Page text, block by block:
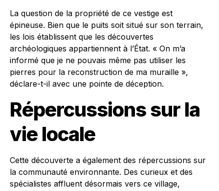
La question de la propriété de ce vestige est
épineuse. Bien que le puits soit situé sur son terrain,
les lois établissent que les découvertes
archéologiques appartiennent à l’État. « On m’a
informé que je ne pouvais même pas utiliser les
pierres pour la reconstruction de ma muraille »,
déclare-t-il avec une pointe de déception.
Répercussions sur la
vie locale
Cette découverte a également des répercussions sur
la communauté environnante. Des curieux et des
spécialistes affluent désormais vers ce village,